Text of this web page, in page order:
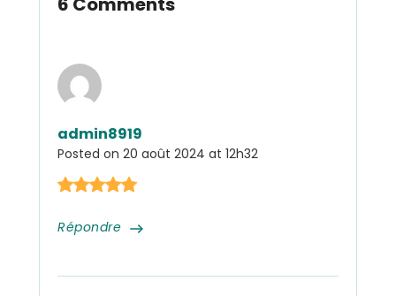
admin8919
Posted on 20 août 2024 at 12h32
Répondre